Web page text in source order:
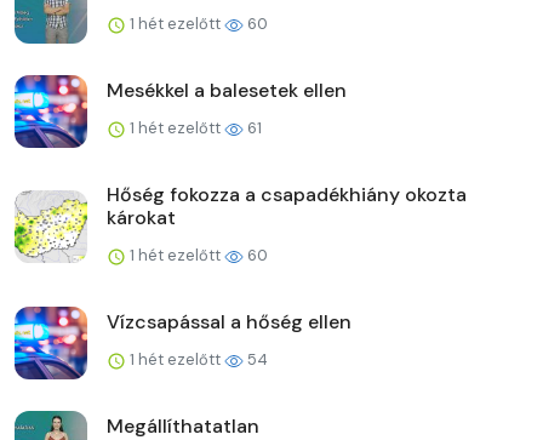
1 hét ezelőtt 60
Mesékkel a balesetek ellen
1 hét ezelőtt 61
Hőség fokozza a csapadékhiány okozta
károkat
1 hét ezelőtt 60
Vízcsapással a hőség ellen
1 hét ezelőtt 54
Megállíthatatlan